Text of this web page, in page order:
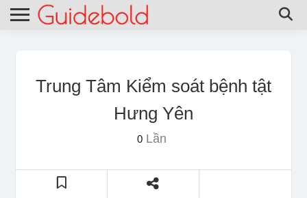
Trung Tâm Kiểm soát bệnh tật
Hưng Yên
0Lần